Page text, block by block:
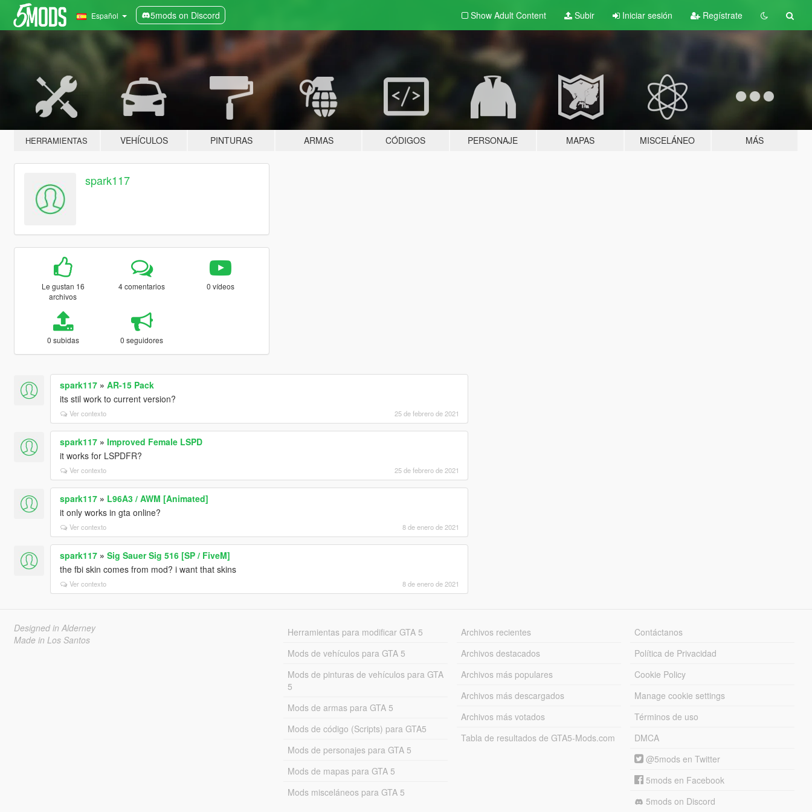
Español 5mods on Discord Show Adult Content Subir Iniciar sesión Regístrate
HERRAMIENTAS VEHÍCULOS PINTURAS ARMAS CÓDIGOS PERSONAJE MAPAS MISCELÁNEO MÁS
spark117
Le gustan 16
archivos
4 comentarios 0 vídeos
0 subidas 0 seguidores
spark117» AR-15 Pack
its stil work to current version?
Ver contexto 25 de febrero de 2021
spark117» Improved Female LSPD
it works for LSPDFR?
Ver contexto 25 de febrero de 2021
spark117» L96A3 / AWM [Animated]
it only works in gta online?
Ver contexto 8 de enero de 2021
spark117» Sig Sauer Sig 516 [SP / FiveM]
the fbi skin comes from mod? i want that skins
Ver contexto 8 de enero de 2021
Designed in Alderney
Made in Los Santos
Herramientas para modificar GTA 5
Mods de vehículos para GTA 5
Mods de pinturas de vehículos para GTA
5
Mods de armas para GTA 5
Mods de código (Scripts) para GTA5
Mods de personajes para GTA 5
Mods de mapas para GTA 5
Mods misceláneos para GTA 5
Archivos recientes
Archivos destacados
Archivos más populares
Archivos más descargados
Archivos más votados
Tabla de resultados de GTA5-Mods.com
Contáctanos
Política de Privacidad
Cookie Policy
Manage cookie settings
Términos de uso
DMCA
@5mods en Twitter
5mods en Facebook
5mods on Discord